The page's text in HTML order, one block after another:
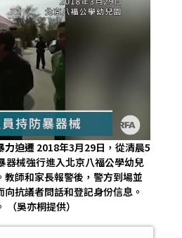
力迫遷 2018年3月29日，從清晨5
器械強行進入北京八福公學幼兒
師和家長報警後，警方到場並
抗議者問話和登記身份信息。
吳亦桐提供）